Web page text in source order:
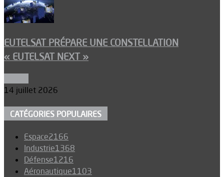
EUTELSAT PRÉPARE UNE CONSTELLATION
« EUTELSAT NEXT »
14 juillet 2026
CATÉGORIES POPULAIRES
Espace2166
Industrie1368
Défense1216
Aéronautique1103